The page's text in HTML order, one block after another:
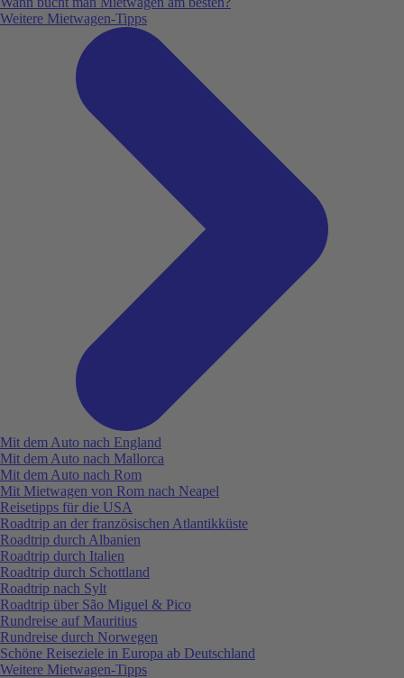
Weitere Mietwagen-Tipps
Mit dem Auto nach England
Mit dem Auto nach Mallorca
Mit dem Auto nach Rom
Mit Mietwagen von Rom nach Neapel
Reisetipps für die USA
Roadtrip an der französischen Atlantikküste
Roadtrip durch Albanien
Roadtrip durch Italien
Roadtrip durch Schottland
Roadtrip nach Sylt
Roadtrip über São Miguel & Pico
Rundreise auf Mauritius
Rundreise durch Norwegen
Schöne Reiseziele in Europa ab Deutschland
Weitere Mietwagen-Tipps